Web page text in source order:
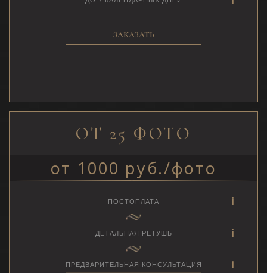
ЗАКАЗАТЬ
ОТ 25 ФОТО
от 1000 руб./фото
ПОСТОПЛАТА
ДЕТАЛЬНАЯ РЕТУШЬ
ПРЕДВАРИТЕЛЬНАЯ КОНСУЛЬТАЦИЯ